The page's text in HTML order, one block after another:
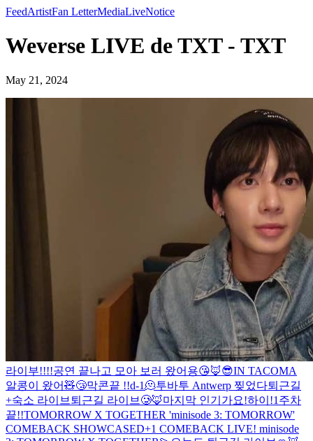
FeedArtistFan LetterMediaLiveNotice
Weverse LIVE de TXT - TXT
May 21, 2024
라이부!!!!공연 끝나고 모아 보러 왔어용😘🦊😎IN TACOMA
알콩이 왔어🧸😴막콘끝 !!d-1🫠투바투 Antwerp 찢었다퇴근길
+숙소 라이브 퇴근길 라이브🥲🦊마지막 인기가요!하이!1주차
끝!!TOMORROW X TOGETHER 'minisode 3: TOMORROW'
COMEBACK SHOWCASED+1 COMEBACK LIVE! minisode